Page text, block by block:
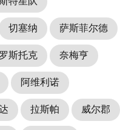
切塞纳 萨斯菲尔德
罗斯托克 奈梅亨
阿维利诺
拉斯帕 威尔郡